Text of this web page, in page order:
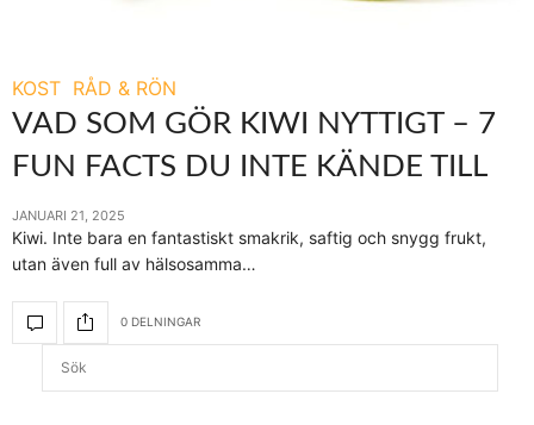
KOST RÅD & RÖN
VAD SOM GÖR KIWI NYTTIGT – 7
FUN FACTS DU INTE KÄNDE TILL
JANUARI 21, 2025
Kiwi. Inte bara en fantastiskt smakrik, saftig och snygg frukt,
utan även full av hälsosamma…
0 DELNINGAR